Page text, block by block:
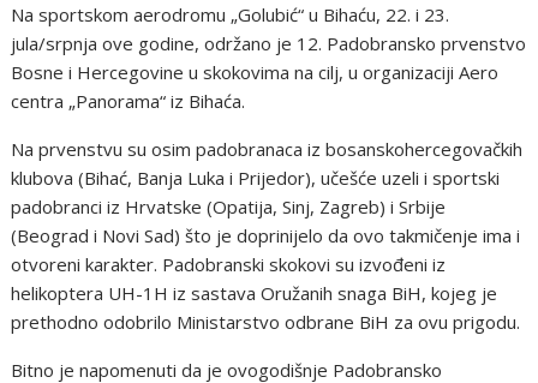
Na sportskom aerodromu „Golubić“ u Bihaću, 22. i 23.
jula/srpnja ove godine, održano je 12. Padobransko prvenstvo
Bosne i Hercegovine u skokovima na cilj, u organizaciji Aero
centra „Panorama“ iz Bihaća.
Na prvenstvu su osim padobranaca iz bosanskohercegovačkih
klubova (Bihać, Banja Luka i Prijedor), učešće uzeli i sportski
padobranci iz Hrvatske (Opatija, Sinj, Zagreb) i Srbije
(Beograd i Novi Sad) što je doprinijelo da ovo takmičenje ima i
otvoreni karakter. Padobranski skokovi su izvođeni iz
helikoptera UH-1H iz sastava Oružanih snaga BiH, kojeg je
prethodno odobrilo Ministarstvo odbrane BiH za ovu prigodu.
Bitno je napomenuti da je ovogodišnje Padobransko